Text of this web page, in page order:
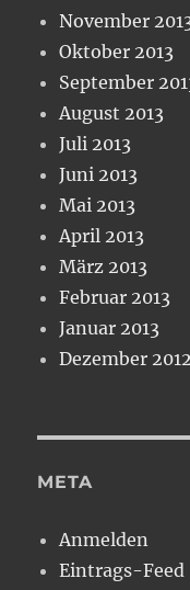
November
Oktober 2013
September
August 2013
Juli 2013
Juni 2013
Mai 2013
April 2013
März 2013
Februar 2013
Januar 2013
Dezember 2012
META
Anmelden
Eintrags-Feed